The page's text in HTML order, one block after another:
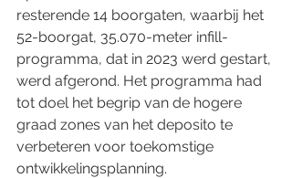
resterende 14 boorgaten, waarbij het
52-boorgat, 35.070-meter infill-
programma, dat in 2023 werd gestart,
werd afgerond. Het programma had
tot doel het begrip van de hogere
graad zones van het deposito te
verbeteren voor toekomstige
ontwikkelingsplanning.